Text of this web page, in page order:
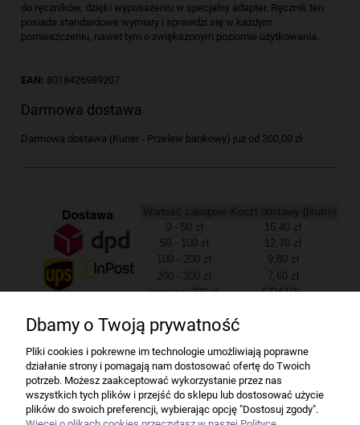
do ręczników, dzięki wyposażeniu w specjalny adapter. Ręcznik ten
posiada standardowe wymiary i sprawdzi się w każdym
pomieszczeniu, nawet tym o zwiększonym poziomie użytkowania.
EAN: 8018426989207
Darmowa dostawa
Darmowa dostawa (Kurier - Przelew bankowy) już od 300,00 zł.
Wartość zakupów
Koszt dostawy (brutto)
0 - 50 zł
16,40 zł
50 - 100 zł
12,70 zł
100 - 200 zł
9,80 zł
200 - 300 zł
7,60 zł
powyżej 300 zł
GRATIS
Firma
Bindownice wg producentów
Niszczarki wg producentów
Dbamy o Twoją prywatność
Pliki cookies i pokrewne im technologie umożliwiają poprawne
działanie strony i pomagają nam dostosować ofertę do Twoich
potrzeb. Możesz zaakceptować wykorzystanie przez nas
wszystkich tych plików i przejść do sklepu lub dostosować użycie
plików do swoich preferencji, wybierając opcję "Dostosuj zgody".